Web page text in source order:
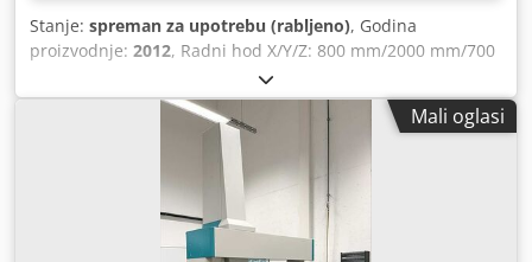
Stanje: spreman za upotrebu (rabljeno), Godina
proizvodnje: 2012, Radni hod X/Y/Z: 800 mm/2000 mm/700
mm, maksimalna pogreška mjerenja duljine: 2,5 + L/350,
maksimalna pojedinačna točkasta pogreška: 2,5,
upravljanje: Pantec Eagle Pro/3. Uključuje ispitnu glavu
PH10M Plus, PHC-2, senzor TP200, set od 20 tastera,
kalibracijsku kuglu, industrijsko računalo, mjerni softver
Inca 3D Premium sa STEP-om i tvorničku kalibraciju. Stroj
se može dodatno opremiti. Dokumentacija je dostupna.
Pregled na licu mjesta moguć. Dsdpfjw H Au Rex Ag Nsck
Mali oglasi